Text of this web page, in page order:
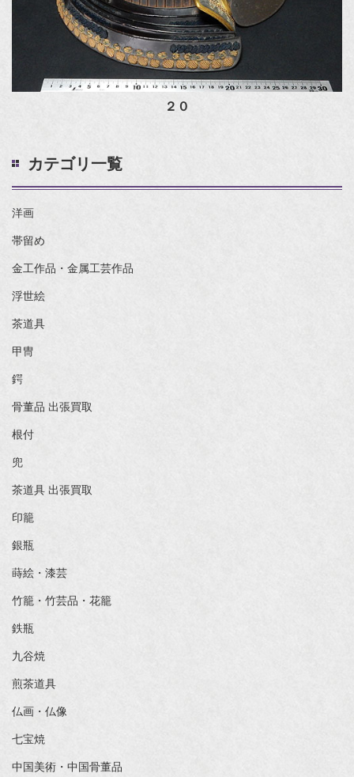
２０
カテゴリ一覧
洋画
帯留め
金工作品・金属工芸作品
浮世絵
茶道具
甲冑
鍔
骨董品 出張買取
根付
兜
茶道具 出張買取
印籠
銀瓶
蒔絵・漆芸
竹籠・竹芸品・花籠
鉄瓶
九谷焼
煎茶道具
仏画・仏像
七宝焼
中国美術・中国骨董品